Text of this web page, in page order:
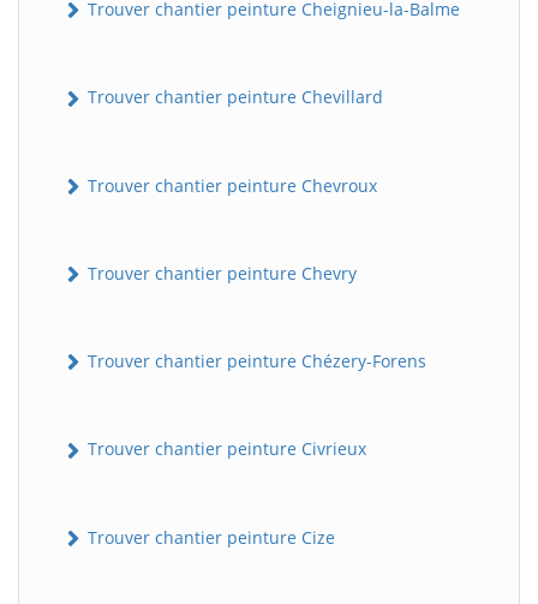
Trouver chantier peinture Cheignieu-la-Balme
Trouver chantier peinture Chevillard
Trouver chantier peinture Chevroux
Trouver chantier peinture Chevry
Trouver chantier peinture Chézery-Forens
Trouver chantier peinture Civrieux
Trouver chantier peinture Cize